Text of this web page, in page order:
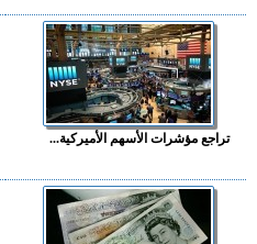
تراجع مؤشرات الأسهم الأميركية...